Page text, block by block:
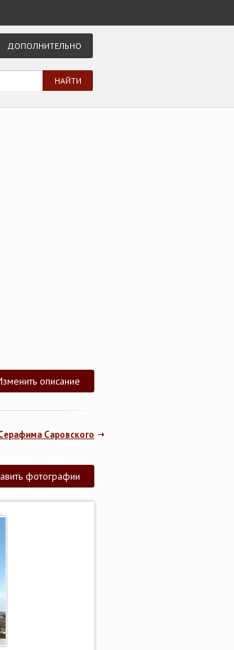
ДОПОЛНИТЕЛЬНО
описание
Саровского
фотографии